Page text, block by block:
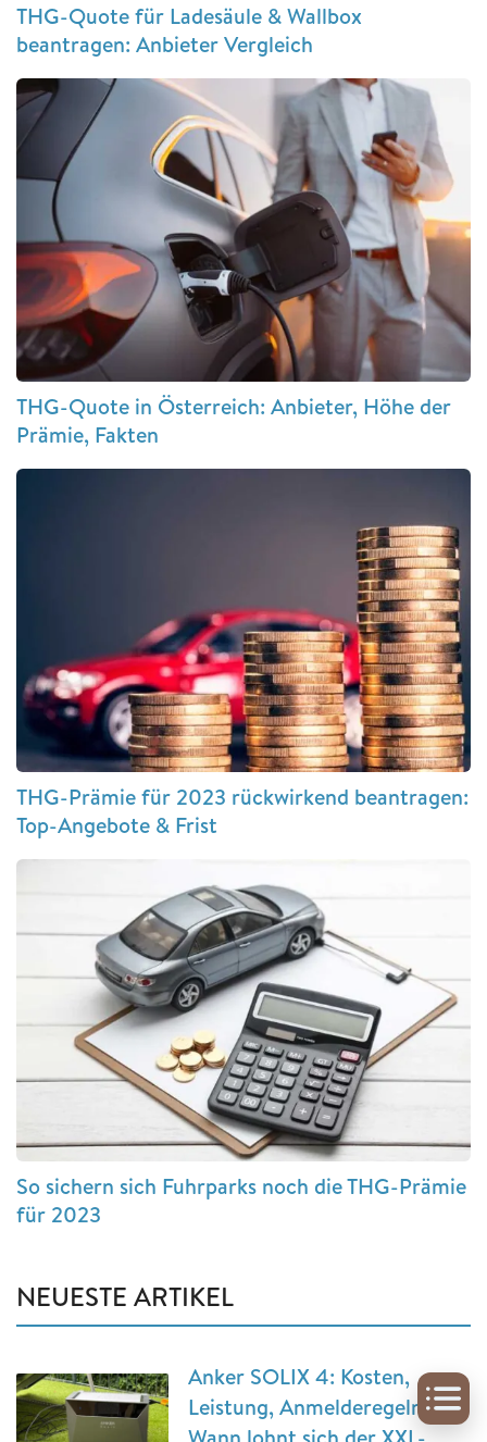
THG-Quote für Ladesäule & Wallbox
beantragen: Anbieter Vergleich
THG-Quote in Österreich: Anbieter, Höhe der
Prämie, Fakten
THG-Prämie für 2023 rückwirkend beantragen:
Top-Angebote & Frist
So sichern sich Fuhrparks noch die THG-Prämie
für 2023
NEUESTE ARTIKEL
Anker SOLIX 4: Kosten,
Leistung, Anmelderegeln: